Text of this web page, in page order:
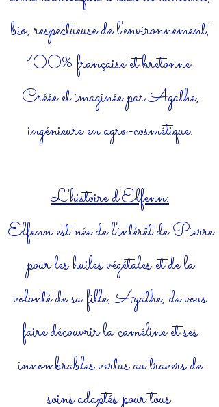
bio, respectueuse de l'environnement,
100% française et bretonne.
Créée et imaginée par Agathe,
ingénieure en agro-cosmétique.
L'histoire d'Elfenn:
Elfenn est née de l'intérêt de Pierre
pour les huiles végétales et de la
volonté de sa fille, Agathe, de vous
faire découvrir la caméline et ses
innombrables vertus au travers de
soins adaptés pour tous.